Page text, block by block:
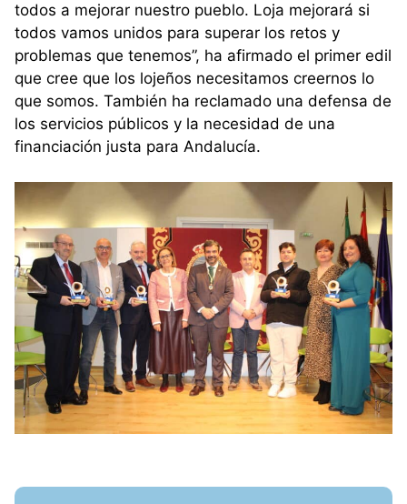
todos a mejorar nuestro pueblo. Loja mejorará si
todos vamos unidos para superar los retos y
problemas que tenemos”, ha afirmado el primer edil
que cree que los lojeños necesitamos creernos lo
que somos. También ha reclamado una defensa de
los servicios públicos y la necesidad de una
financiación justa para Andalucía.